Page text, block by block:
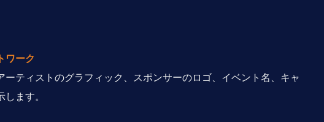
ワーク
ティストのグラフィック、スポンサーのロゴ、イベント名、キャ
ます。